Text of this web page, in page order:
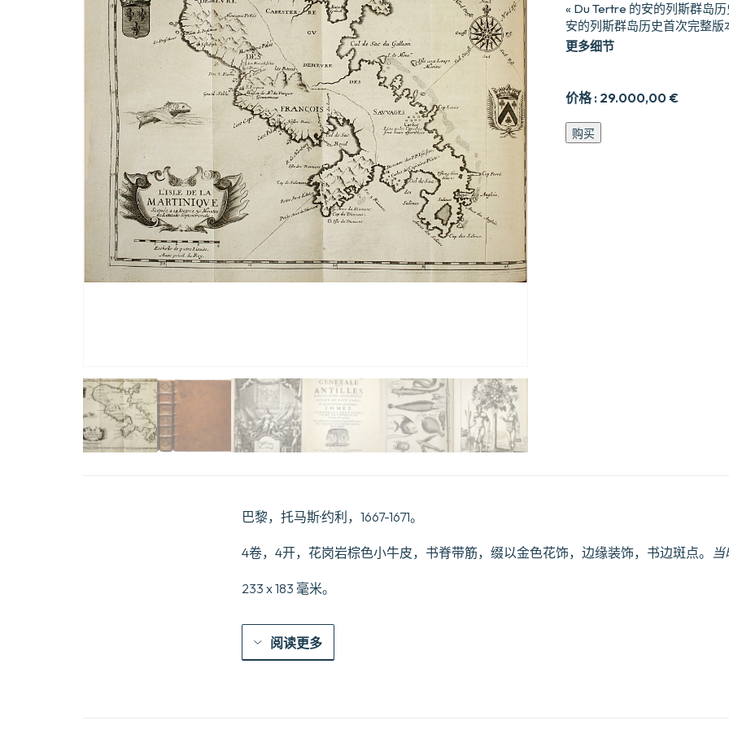
价格 : 29.000,00 €
« Du Tertre 的安的列斯群岛历
安的列斯群岛历史首次完整版
更多细节
Histoire
ge9ne9rale
购买
巴黎，托马斯·约利，1667-1671。
4卷，4开，花岗岩棕色小牛皮，书脊带筋，缀以金色花饰，边缘装饰，书边斑点。 当
233 x 183 毫米。
阅读更多